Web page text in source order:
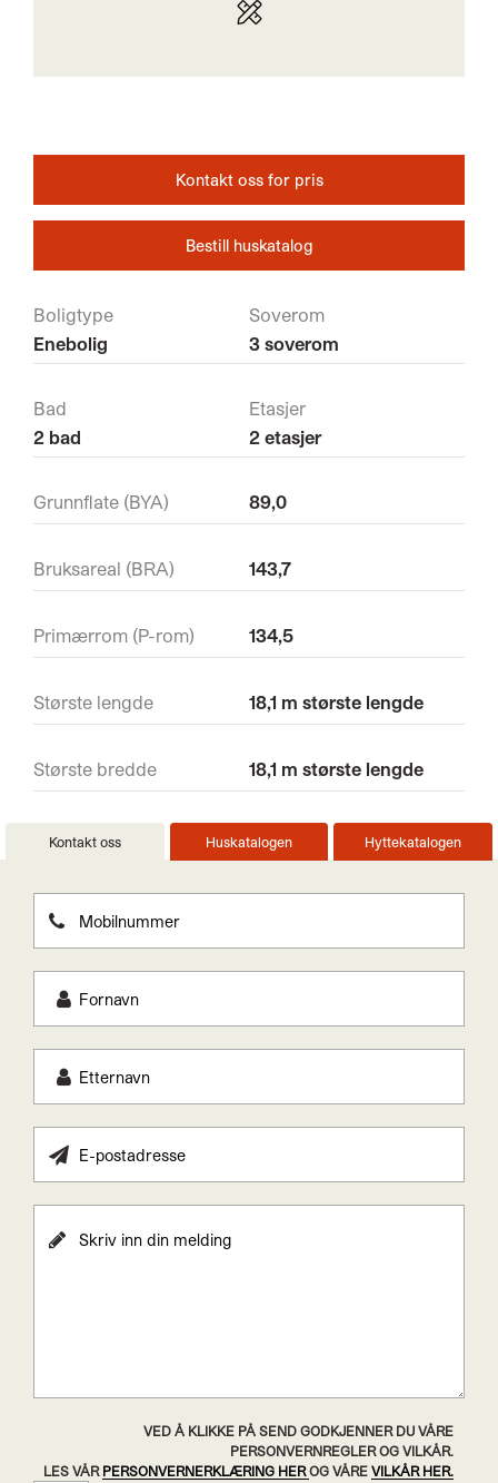
Kontakt oss for pris
Bestill huskatalog
Boligtype
Enebolig
Soverom
3 soverom
Bad
2 bad
Etasjer
2 etasjer
Grunnflate (BYA) 89,0
Bruksareal (BRA) 143,7
Primærrom (P-rom) 134,5
Største lengde 18,1 m største lengde
Største bredde 18,1 m største lengde
Kontakt oss Huskatalogen Hyttekatalogen
VED Å KLIKKE PÅ SEND GODKJENNER DU VÅRE
PERSONVERNREGLER OG VILKÅR.
LES VÅR PERSONVERNERKLÆRING HEROG VÅRE VILKÅR HER.